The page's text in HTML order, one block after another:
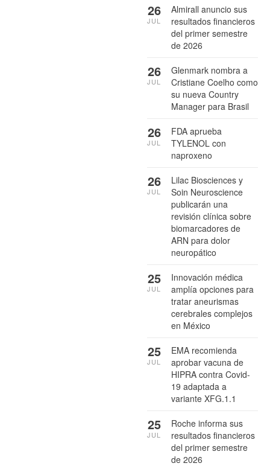
Almirall anuncio sus
resultados financieros
del primer semestre
de 2026
26
JUL
Glenmark nombra a
Cristiane Coelho como
su nueva Country
Manager para Brasil
26
JUL
FDA aprueba
TYLENOL con
naproxeno
26
JUL
Lilac Biosciences y
Soin Neuroscience
publicarán una
revisión clínica sobre
biomarcadores de
ARN para dolor
neuropático
26
JUL
Innovación médica
amplía opciones para
tratar aneurismas
cerebrales complejos
en México
25
JUL
EMA recomienda
aprobar vacuna de
HIPRA contra Covid-
19 adaptada a
variante XFG.1.1
25
JUL
Roche informa sus
resultados financieros
del primer semestre
de 2026
25
JUL